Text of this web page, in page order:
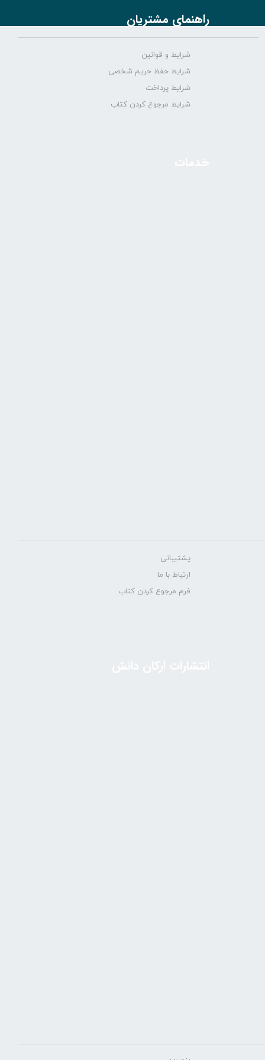
راهنمای مشتریان
شرایط و قوانین
شرایط حفظ حریم شخصی
شرایط پرداخت
شرایط مرجوع کردن کتاب
پشتیبانی
ارتباط با ما
فرم مرجوع کردن کتاب